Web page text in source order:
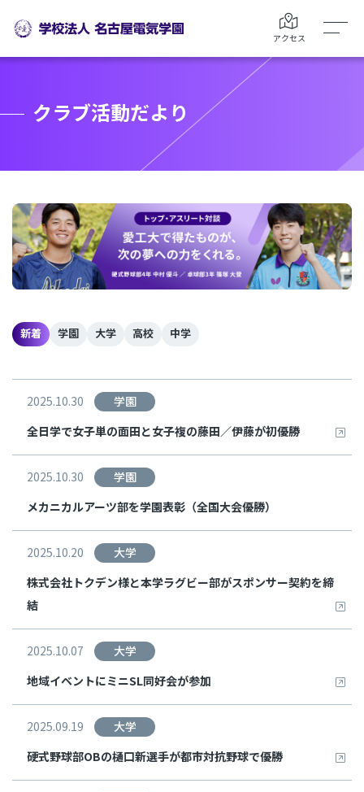
アクセス
クラブ活動だより
新着 学園 大学 高校 中学
2025.10.30
学園
全日学で女子単の面田と女子複の藤田／伊藤が初優勝
2025.10.30
学園
メカニカルアーツ部を学園表彰（全国大会優勝）
2025.10.20
大学
株式会社トクデン様と本学ラグビー部がスポンサー契約を締
結
2025.10.07
大学
地域イベントにミニSL同好会が参加
2025.09.19
大学
硬式野球部OBの樋口新選手が都市対抗野球で優勝